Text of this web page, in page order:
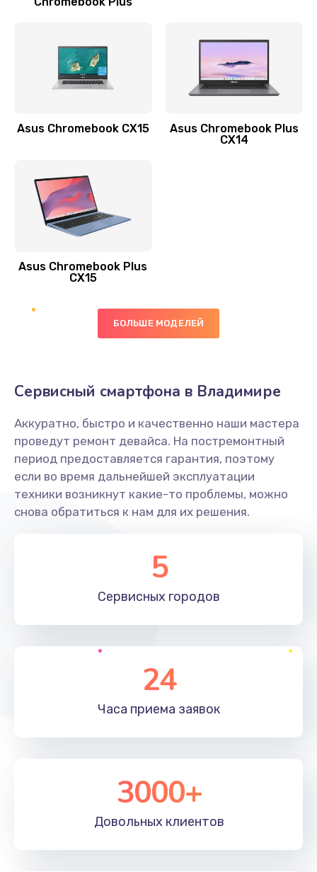
Замена стекла
Замена датчика приближения
Замена антенны
Заказать
890 руб.
Замена голосового динамика
Заказать
Замена основной камеры
490 руб.
Заказать
1190 руб.
Заказать
Заказать
Замена клавиатуры
1190 руб.
Замена корпуса
890 руб.
Asus Chromebook CX15
Asus Chromebook Plus
CX14
Asus Chromebook Plus
CX15
БОЛЬШЕ МОДЕЛЕЙ
Сервисный смартфона в Владимире
Аккуратно, быстро и качественно наши мастера
проведут ремонт девайса. На постремонтный
период предоставляется гарантия, поэтому
если во время дальнейшей эксплуатации
техники возникнут какие-то проблемы, можно
снова обратиться к нам для их решения.
5
Сервисных городов
24
Часа приема заявок
3000+
Довольных клиентов